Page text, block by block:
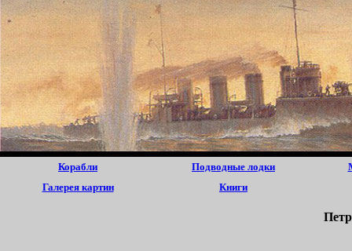
Корабли Подводные лодки
Галерея картин
Книги